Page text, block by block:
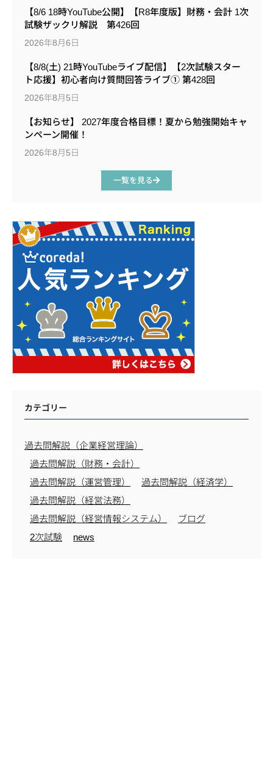
【8/6 18時YouTube公開】【R8年度版】財務・会計 1次
試験ザックリ解説 第426回
2026年8月6日
【8/8(土) 21時YouTubeライブ配信】【2次試験スター
ト応援】初心者向け質問回答ライブ① 第428回
2026年8月5日
【お知らせ】 2027年度合格目標！夏から勉強開始キャ
ンペーン開催！
2026年8月5日
一覧を見る
カテゴリー
過去問解説（企業経営理論）
過去問解説（財務・会計）
過去問解説（運営管理）
過去問解説（経済学）
過去問解説（経営法務）
過去問解説（経営情報システム）
ブログ
2次試験
news